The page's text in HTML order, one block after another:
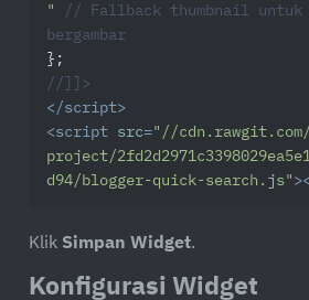
"
// Fallback thumbnail
bergambar
//]]>
</script>
<script src="//
project/
d94/blogger-quick-search.js" >
Klik Simpan Widget.
Konfigurasi Widget